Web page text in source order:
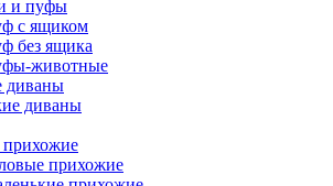
и пуфы
с ящиком
без ящика
животные
диваны
диваны
прихожие
прихожие